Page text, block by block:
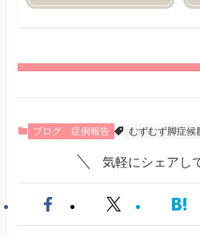
ブログ 症例報告 むずむず脚症候
気軽にシェアし